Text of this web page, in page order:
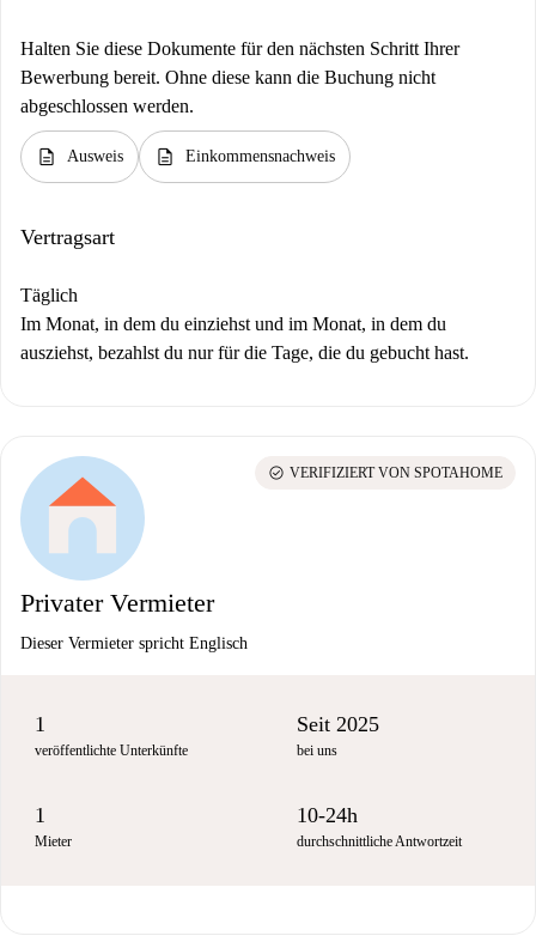
Halten Sie diese Dokumente für den nächsten Schritt Ihrer
Bewerbung bereit. Ohne diese kann die Buchung nicht
abgeschlossen werden.
description Ausweis description Einkommensnachweis
Vertragsart
Täglich
Im Monat, in dem du einziehst und im Monat, in dem du
ausziehst, bezahlst du nur für die Tage, die du gebucht hast.
Privater Vermieter
Dieser Vermieter spricht Englisch
check_circle VERIFIZIERT VON SPOTAHOME
1
veröffentlichte Unterkünfte
Seit 2025
bei uns
1
Mieter
10-24h
durchschnittliche Antwortzeit